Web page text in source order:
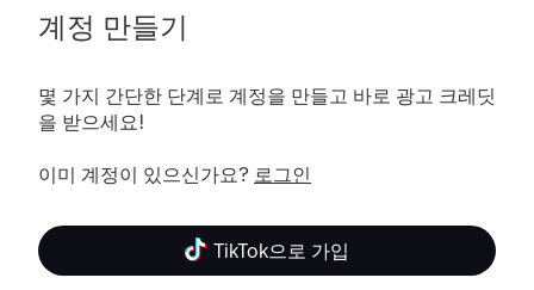
계정 만들기
몇 가지 간단한 단계로 계정을 만들고 바로 광고 크레딧
을 받으세요!
이미 계정이 있으신가요? 로그인
TikTok으로 가입